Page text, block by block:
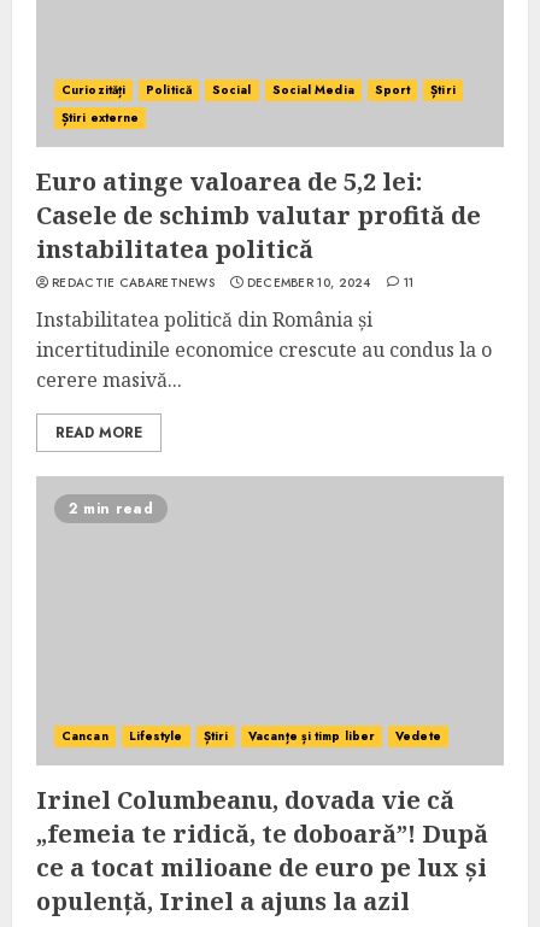
Curiozități Politică Social Social Media Sport
Știri
Știri externe
Euro atinge valoarea de 5,2 lei:
Casele de schimb valutar profită de
instabilitatea politică
REDACTIE CABARETNEWS DECEMBER 10, 2024 11
Instabilitatea politică din România și
incertitudinile economice crescute au condus la o
cerere masivă...
READ MORE
2 min read
Cancan Lifestyle Știri Vacanțe și timp liber Vedete
Irinel Columbeanu, dovada vie că
„femeia te ridică, te doboară”! După
ce a tocat milioane de euro pe lux și
opulență, Irinel a ajuns la azil